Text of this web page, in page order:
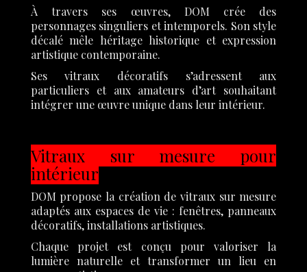
À travers ses œuvres, DOM crée des
personnages singuliers et intemporels. Son style
décalé mêle héritage historique et expression
artistique contemporaine.
Ses vitraux décoratifs s’adressent aux
particuliers et aux amateurs d’art souhaitant
intégrer une œuvre unique dans leur intérieur.
Vitraux sur mesure pour
intérieur
DOM propose la création de vitraux sur mesure
adaptés aux espaces de vie : fenêtres, panneaux
décoratifs, installations artistiques.
Chaque projet est conçu pour valoriser la
lumière naturelle et transformer un lieu en